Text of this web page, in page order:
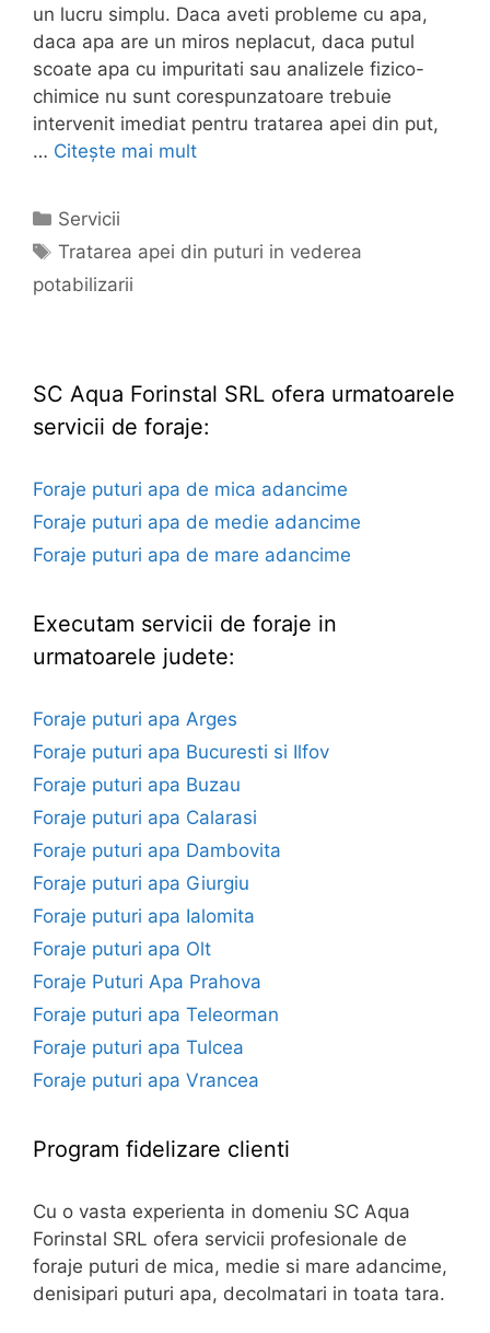
un lucru simplu. Daca aveti probleme cu apa,
daca apa are un miros neplacut, daca putul
scoate apa cu impuritati sau analizele fizico-
chimice nu sunt corespunzatoare trebuie
intervenit imediat pentru tratarea apei din put,
… Citește mai mult
Categorii
Servicii
Etichete
Tratarea apei din puturi in vederea
potabilizarii
SC Aqua Forinstal SRL ofera urmatoarele
servicii de foraje:
Foraje puturi apa de mica adancime
Foraje puturi apa de medie adancime
Foraje puturi apa de mare adancime
Executam servicii de foraje in
urmatoarele judete:
Foraje puturi apa Arges
Foraje puturi apa Bucuresti si Ilfov
Foraje puturi apa Buzau
Foraje puturi apa Calarasi
Foraje puturi apa Dambovita
Foraje puturi apa Giurgiu
Foraje puturi apa Ialomita
Foraje puturi apa Olt
Foraje Puturi Apa Prahova
Foraje puturi apa Teleorman
Foraje puturi apa Tulcea
Foraje puturi apa Vrancea
Program fidelizare clienti
Cu o vasta experienta in domeniu SC Aqua
Forinstal SRL ofera servicii profesionale de
foraje puturi de mica, medie si mare adancime,
denisipari puturi apa, decolmatari in toata tara.